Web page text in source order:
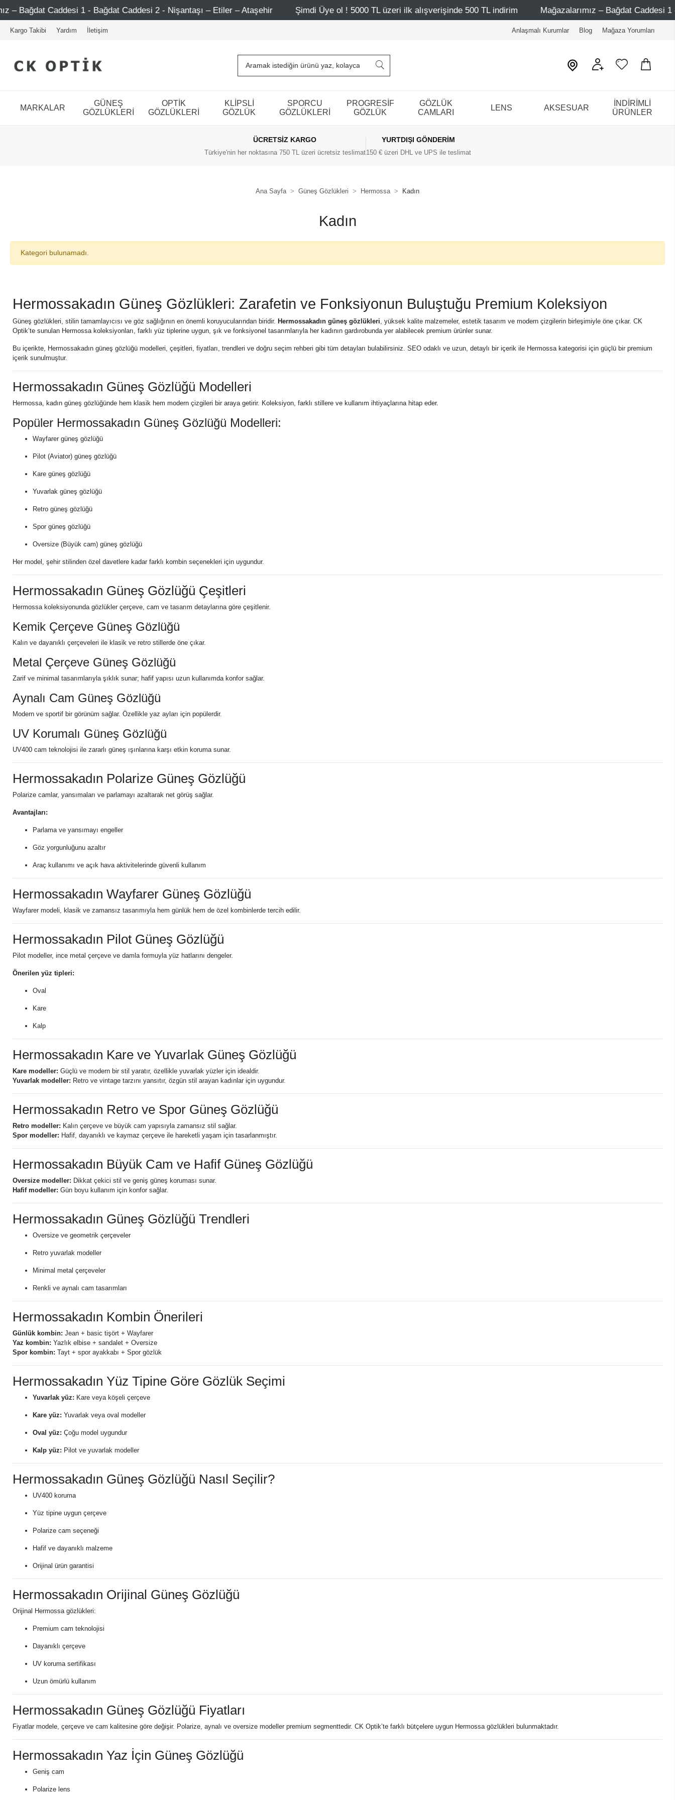
1 - Bağdat Caddesi 2 - Nişantaşı – Etiler – Ataşehir Şimdi Üye ol ! 5000 TL üzeri ilk alışverişinde 500 TL indirim Mağazalarımız – Bağdat Caddesi 1 - Bağdat
Kargo Takibi Yardım İletişim Anlaşmalı Kurumlar Blog Mağaza Yorumları
MARKALAR
GÜNEŞ
GÖZLÜKLERİ
OPTİK
GÖZLÜKLERİ
KLİPSLİ
GÖZLÜK
SPORCU
GÖZLÜKLERİ
PROGRESİF
GÖZLÜK
GÖZLÜK
CAMLARI
LENS AKSESUAR
İNDİRİMLİ
ÜRÜNLER
ÜCRETSIZ KARGO
Türkiye'nin her noktasına 750 TL üzeri ücretsiz teslimat
YURTDIŞI GÖNDERIM
150 € üzeri DHL ve UPS ile teslimat
Ana Sayfa Güneş Gözlükleri Hermossa Kadın
Kadın
Kategori bulunamadı.
Hermossakadın Güneş Gözlükleri: Zarafetin ve Fonksiyonun Buluştuğu Premium Koleksiyon
Güneş gözlükleri, stilin tamamlayıcısı ve göz sağlığının en önemli koruyucularından biridir. Hermossakadın güneş gözlükleri, yüksek kalite malzemeler, estetik tasarım ve modern çizgilerin birleşimiyle öne çıkar. CK
Optik’te sunulan Hermossa koleksiyonları, farklı yüz tiplerine uygun, şık ve fonksiyonel tasarımlarıyla her kadının gardırobunda yer alabilecek premium ürünler sunar.
Bu içerikte, Hermossakadın güneş gözlüğü modelleri, çeşitleri, fiyatları, trendleri ve doğru seçim rehberi gibi tüm detayları bulabilirsiniz. SEO odaklı ve uzun, detaylı bir içerik ile Hermossa kategorisi için güçlü bir premium
içerik sunulmuştur.
Hermossakadın Güneş Gözlüğü Modelleri
Hermossa, kadın güneş gözlüğünde hem klasik hem modern çizgileri bir araya getirir. Koleksiyon, farklı stillere ve kullanım ihtiyaçlarına hitap eder.
Popüler Hermossakadın Güneş Gözlüğü Modelleri:
Wayfarer güneş gözlüğü
Pilot (Aviator) güneş gözlüğü
Kare güneş gözlüğü
Yuvarlak güneş gözlüğü
Retro güneş gözlüğü
Spor güneş gözlüğü
Oversize (Büyük cam) güneş gözlüğü
Her model, şehir stilinden özel davetlere kadar farklı kombin seçenekleri için uygundur.
Hermossakadın Güneş Gözlüğü Çeşitleri
Hermossa koleksiyonunda gözlükler çerçeve, cam ve tasarım detaylarına göre çeşitlenir.
Kemik Çerçeve Güneş Gözlüğü
Kalın ve dayanıklı çerçeveleri ile klasik ve retro stillerde öne çıkar.
Metal Çerçeve Güneş Gözlüğü
Zarif ve minimal tasarımlarıyla şıklık sunar; hafif yapısı uzun kullanımda konfor sağlar.
Aynalı Cam Güneş Gözlüğü
Modern ve sportif bir görünüm sağlar. Özellikle yaz ayları için popülerdir.
UV Korumalı Güneş Gözlüğü
UV400 cam teknolojisi ile zararlı güneş ışınlarına karşı etkin koruma sunar.
Hermossakadın Polarize Güneş Gözlüğü
Polarize camlar, yansımaları ve parlamayı azaltarak net görüş sağlar.
Avantajları:
Parlama ve yansımayı engeller
Göz yorgunluğunu azaltır
Araç kullanımı ve açık hava aktivitelerinde güvenli kullanım
Hermossakadın Wayfarer Güneş Gözlüğü
Wayfarer modeli, klasik ve zamansız tasarımıyla hem günlük hem de özel kombinlerde tercih edilir.
Hermossakadın Pilot Güneş Gözlüğü
Pilot modeller, ince metal çerçeve ve damla formuyla yüz hatlarını dengeler.
Önerilen yüz tipleri:
Oval
Kare
Kalp
Hermossakadın Kare ve Yuvarlak Güneş Gözlüğü
Kare modeller: Güçlü ve modern bir stil yaratır, özellikle yuvarlak yüzler için idealdir.
Yuvarlak modeller: Retro ve vintage tarzını yansıtır, özgün stil arayan kadınlar için uygundur.
Hermossakadın Retro ve Spor Güneş Gözlüğü
Retro modeller: Kalın çerçeve ve büyük cam yapısıyla zamansız stil sağlar.
Spor modeller: Hafif, dayanıklı ve kaymaz çerçeve ile hareketli yaşam için tasarlanmıştır.
Hermossakadın Büyük Cam ve Hafif Güneş Gözlüğü
Oversize modeller: Dikkat çekici stil ve geniş güneş koruması sunar.
Hafif modeller: Gün boyu kullanım için konfor sağlar.
Hermossakadın Güneş Gözlüğü Trendleri
Oversize ve geometrik çerçeveler
Retro yuvarlak modeller
Minimal metal çerçeveler
Renkli ve aynalı cam tasarımları
Hermossakadın Kombin Önerileri
Günlük kombin: Jean + basic tişört + Wayfarer
Yaz kombin: Yazlık elbise + sandalet + Oversize
Spor kombin: Tayt + spor ayakkabı + Spor gözlük
Hermossakadın Yüz Tipine Göre Gözlük Seçimi
Yuvarlak yüz: Kare veya köşeli çerçeve
Kare yüz: Yuvarlak veya oval modeller
Oval yüz: Çoğu model uygundur
Kalp yüz: Pilot ve yuvarlak modeller
Hermossakadın Güneş Gözlüğü Nasıl Seçilir?
UV400 koruma
Yüz tipine uygun çerçeve
Polarize cam seçeneği
Hafif ve dayanıklı malzeme
Orijinal ürün garantisi
Hermossakadın Orijinal Güneş Gözlüğü
Orijinal Hermossa gözlükleri:
Premium cam teknolojisi
Dayanıklı çerçeve
UV koruma sertifikası
Uzun ömürlü kullanım
Hermossakadın Güneş Gözlüğü Fiyatları
Fiyatlar modele, çerçeve ve cam kalitesine göre değişir. Polarize, aynalı ve oversize modeller premium segmenttedir. CK Optik’te farklı bütçelere uygun Hermossa gözlükleri bulunmaktadır.
Hermossakadın Yaz İçin Güneş Gözlüğü
Geniş cam
Polarize lens